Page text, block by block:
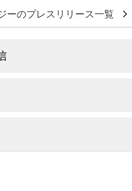
ーのプレスリリース一覧